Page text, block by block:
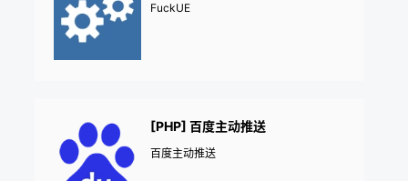
FuckUE
[PHP] 百度主动推送
百度主动推送